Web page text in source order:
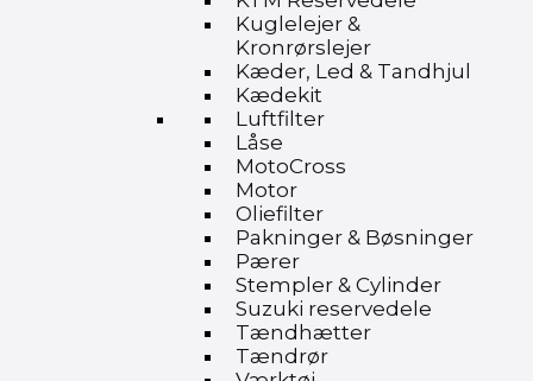
Kuglelejer &
Kronrørslejer
Kæder, Led & Tandhjul
Kædekit
Luftfilter
Låse
MotoCross
Motor
Oliefilter
Pakninger & Bøsninger
Pærer
Stempler & Cylinder
Suzuki reservedele
Tændhætter
Tændrør